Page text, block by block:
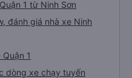
1 từ Ninh Sơn
đánh giá nhà xe Ninh
1
dòng xe chạy tuyến